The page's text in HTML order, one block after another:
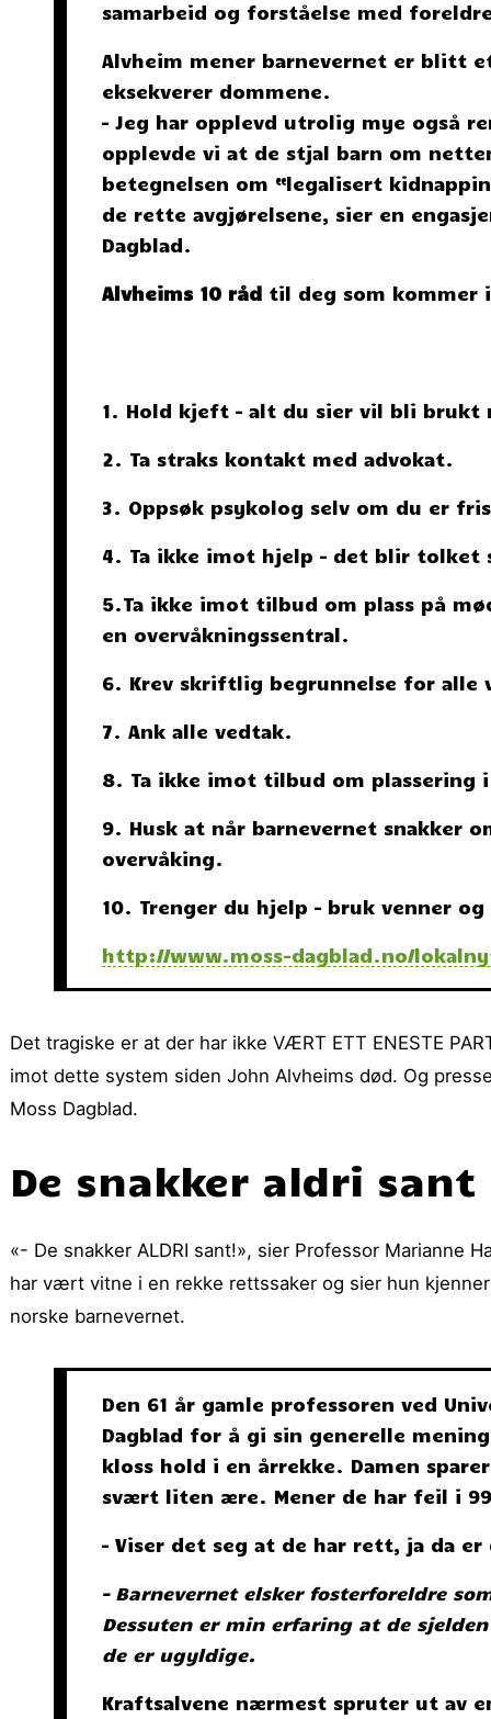
samarbeid og forståelse med
Alvheim mener barnevernet er blitt
eksekverer dommene.
– Jeg har opplevd utrolig mye også
opplevde vi at de stjal barn om
betegnelsen om “legalisert
de rette avgjørelsene, sier en
Dagblad.
Alvheims 10 råd til deg som kommer
1. Hold kjeft – alt du sier vil bli brukt
2. Ta straks kontakt med advokat.
3. Oppsøk psykolog selv om du er
4. Ta ikke imot hjelp – det blir tolket
5.Ta ikke imot tilbud om plass på
en overvåkningssentral.
6. Krev skriftlig begrunnelse for alle
7. Ank alle vedtak.
8. Ta ikke imot tilbud om plassering
9. Husk at når barnevernet snakker
overvåking.
10. Trenger du hjelp – bruk venner
http://www.moss-dagblad.no/
Det tragiske er at der har ikke VÆRT ETT ENESTE
imot dette system siden John Alvheims død. Og
Moss Dagblad.
De snakker aldri sant
«- De snakker ALDRI sant!», sier Professor Marianne
har vært vitne i en rekke rettssaker og sier hun
norske barnevernet.
Den 61 år gamle professoren ved
Dagblad for å gi sin generelle
kloss hold i en årrekke. Damen
svært liten ære. Mener de har feil i
– Viser det seg at de har rett, ja da
– Barnevernet elsker fosterforeldre
Dessuten er min erfaring at de
de er ugyldige.
Kraftsalvene nærmest spruter ut av